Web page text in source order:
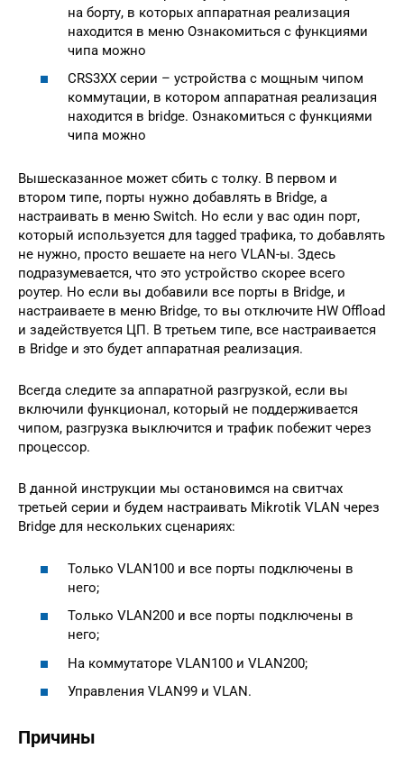
на борту, в которых аппаратная реализация
находится в меню Ознакомиться с функциями
чипа можно
CRS3XX серии – устройства с мощным чипом
коммутации, в котором аппаратная реализация
находится в bridge. Ознакомиться с функциями
чипа можно
Вышесказанное может сбить с толку. В первом и
втором типе, порты нужно добавлять в Bridge, а
настраивать в меню Switch. Но если у вас один порт,
который используется для tagged трафика, то добавлять
не нужно, просто вешаете на него VLAN-ы. Здесь
подразумевается, что это устройство скорее всего
роутер. Но если вы добавили все порты в Bridge, и
настраиваете в меню Bridge, то вы отключите HW Offload
и задействуется ЦП. В третьем типе, все настраивается
в Bridge и это будет аппаратная реализация.
Всегда следите за аппаратной разгрузкой, если вы
включили функционал, который не поддерживается
чипом, разгрузка выключится и трафик побежит через
процессор.
В данной инструкции мы остановимся на свитчах
третьей серии и будем настраивать Mikrotik VLAN через
Bridge для нескольких сценариях:
Только VLAN100 и все порты подключены в
него;
Только VLAN200 и все порты подключены в
него;
На коммутаторе VLAN100 и VLAN200;
Управления VLAN99 и VLAN.
Причины